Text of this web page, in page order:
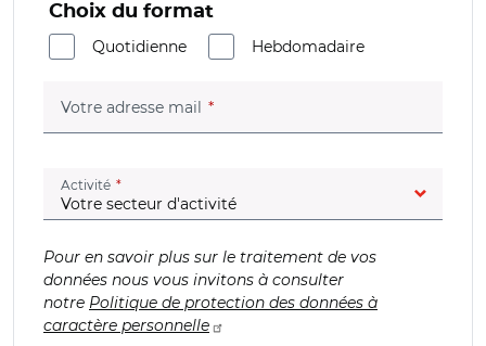
Choix du format
Quotidienne
Hebdomadaire
Votre adresse mail (champ obligatoire)
Activité (champ obligatoire)
Pour en savoir plus sur le traitement de vos
données nous vous invitons à consulter
notre Politique de protection des données à
caractère personnelle